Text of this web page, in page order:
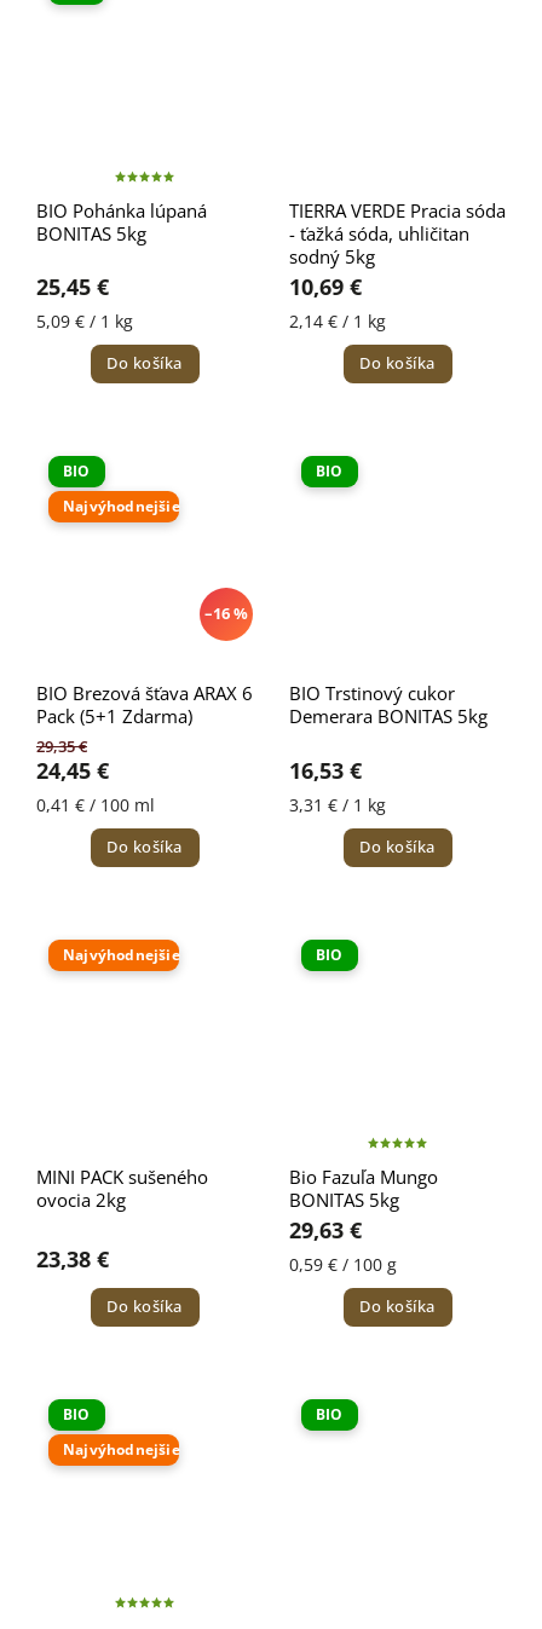
BIO Pohánka lúpaná
BONITAS 5kg
25,45 €
5,09 € / 1 kg
Do košíka
TIERRA VERDE Pracia sóda
- ťažká sóda, uhličitan
sodný 5kg
10,69 €
2,14 € / 1 kg
Do košíka
BIO
Najvýhodnejšie
–16 %
BIO Brezová šťava ARAX 6
Pack (5+1 Zdarma)
29,35 €
24,45 €
0,41 € / 100 ml
Do košíka
BIO
BIO Trstinový cukor
Demerara BONITAS 5kg
16,53 €
3,31 € / 1 kg
Do košíka
Najvýhodnejšie
MINI PACK sušeného
ovocia 2kg
23,38 €
Do košíka
BIO
Bio Fazuľa Mungo
BONITAS 5kg
29,63 €
0,59 € / 100 g
Do košíka
BIO
Najvýhodnejšie
BIO